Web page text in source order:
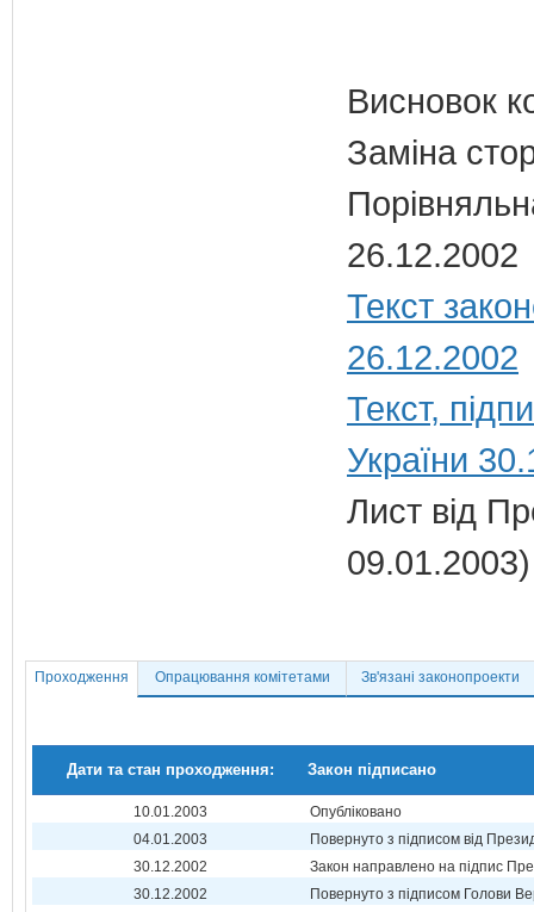
Висновок
Заміна
26.12.2002
Текст
26.12.2002
Текст,
України
Лист від
09.01.2003)
Проходження Опрацювання комітетами Зв'язані законопроекти
Дати та стан проходження: Закон підписано
10.01.2003
Опубліковано
04.01.2003
Повернуто з підписом від
30.12.2002
Закон направлено на підпис
30.12.2002
Повернуто з підписом Голови